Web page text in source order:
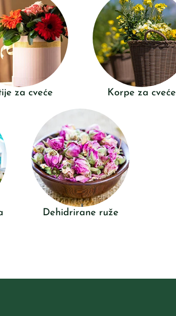
za cveće Korpe za cveće
Dehidrirane ruže